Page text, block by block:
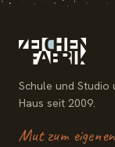
Schule und Studio
Haus seit 2009.
Mut zum